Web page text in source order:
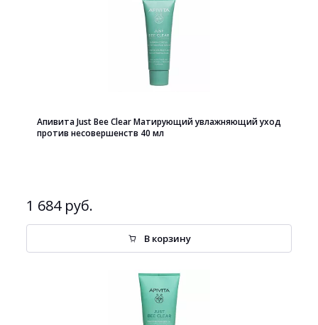
Апивита Just Bee Clear Матирующий увлажняющий уход
против несовершенств 40 мл
1 684 руб.
В корзину